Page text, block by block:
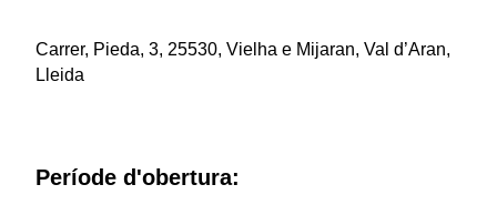
Carrer, Pieda, 3, 25530, Vielha e Mijaran, Val d’Aran,
Lleida
Període d'obertura: